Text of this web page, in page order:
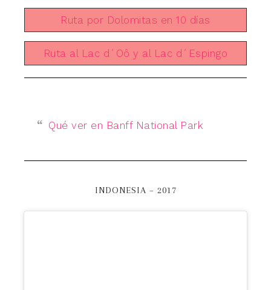
Ruta por Dolomitas en 10 días
Ruta al Lac d´Oô y al Lac d´Espingo
Qué ver en Banff National Park
INDONESIA – 2017